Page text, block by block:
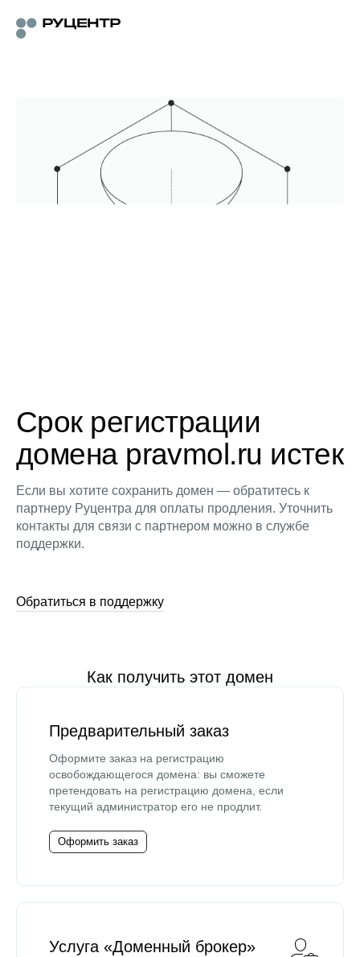
Срок регистрации
домена pravmol.ru истек
Если вы хотите сохранить домен — обратитесь к
партнеру Руцентра для оплаты продления. Уточнить
контакты для связи с партнером можно в службе
поддержки.
Обратиться в поддержку
Как получить этот домен
Предварительный заказ
Оформите заказ на регистрацию
освобождающегося домена: вы сможете
претендовать на регистрацию домена, если
текущий администратор его не продлит.
Оформить заказ
Услуга «Доменный брокер»